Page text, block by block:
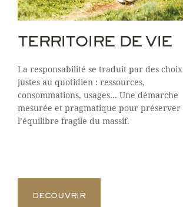
TERRITOIRE DE VIE
La responsabilité se traduit par des choix
justes au quotidien : ressources,
consommations, usages… Une démarche
mesurée et pragmatique pour préserver
l’équilibre fragile du massif.
DÉCOUVRIR